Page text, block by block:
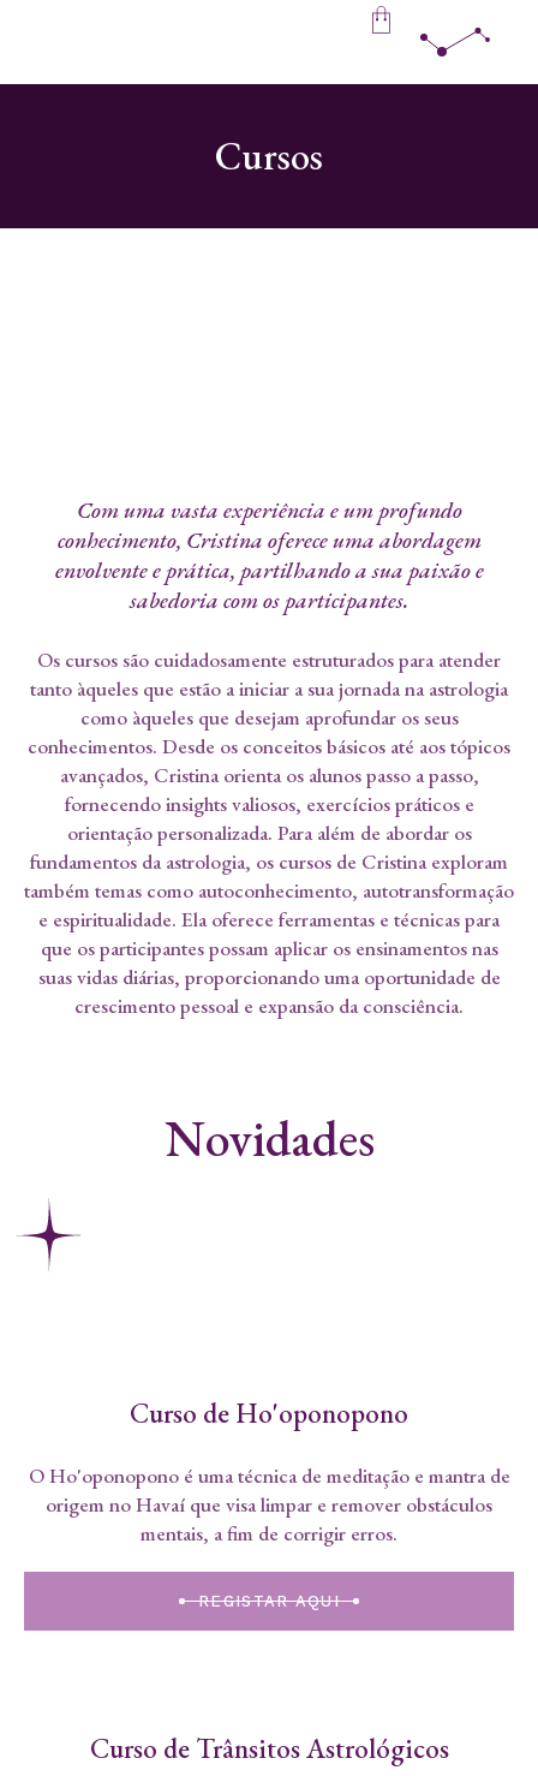
Cursos
Com uma vasta experiência e um profundo
conhecimento, Cristina oferece uma abordagem
envolvente e prática, partilhando a sua paixão e
sabedoria com os participantes.
Os cursos são cuidadosamente estruturados para atender
tanto àqueles que estão a iniciar a sua jornada na astrologia
como àqueles que desejam aprofundar os seus
conhecimentos. Desde os conceitos básicos até aos tópicos
avançados, Cristina orienta os alunos passo a passo,
fornecendo insights valiosos, exercícios práticos e
orientação personalizada. Para além de abordar os
fundamentos da astrologia, os cursos de Cristina exploram
também temas como autoconhecimento, autotransformação
e espiritualidade. Ela oferece ferramentas e técnicas para
que os participantes possam aplicar os ensinamentos nas
suas vidas diárias, proporcionando uma oportunidade de
crescimento pessoal e expansão da consciência.
Novidades
Curso de Ho'oponopono
O Ho'oponopono é uma técnica de meditação e mantra de
origem no Havaí que visa limpar e remover obstáculos
mentais, a fim de corrigir erros.
REGISTAR AQUI
Curso de Trânsitos Astrológicos